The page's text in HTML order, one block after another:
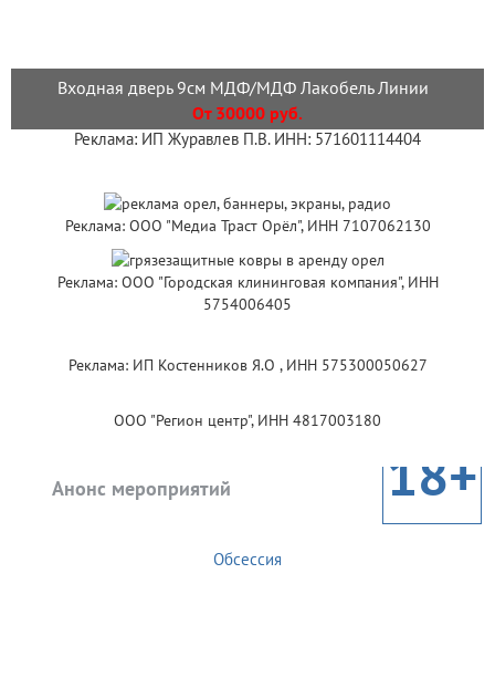
Входная дверь 9см МДФ/МДФ Лакобель Линии
От 30000 руб.
Реклама: ИП Журавлев П.В. ИНН: 571601114404
Реклама: ООО "Медиа Траст Орёл", ИНН 7107062130
Реклама: ООО "Городская клининговая компания", ИНН
5754006405
Реклама: ИП Костенников Я.О , ИНН 575300050627
ООО "Регион центр", ИНН 4817003180
Анонс мероприятий 18+
Обсессия